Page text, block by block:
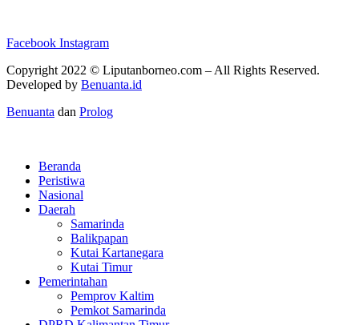
Facebook Instagram
Copyright 2022 © Liputanborneo.com – All Rights Reserved.
Developed by Benuanta.id
Benuanta dan Prolog
Beranda
Peristiwa
Nasional
Daerah
Samarinda
Balikpapan
Kutai Kartanegara
Kutai Timur
Pemerintahan
Pemprov Kaltim
Pemkot Samarinda